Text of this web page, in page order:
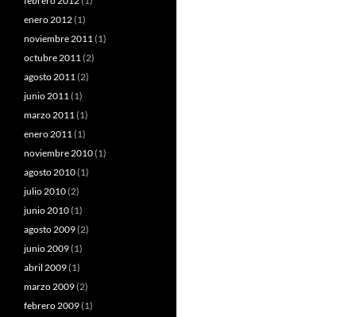
enero 2012(1)
noviembre 2011(1)
octubre 2011(2)
agosto 2011(2)
junio 2011(1)
marzo 2011(1)
enero 2011(1)
noviembre 2010(1)
agosto 2010(1)
julio 2010(2)
junio 2010(1)
agosto 2009(2)
junio 2009(1)
abril 2009(1)
marzo 2009(2)
febrero 2009(1)